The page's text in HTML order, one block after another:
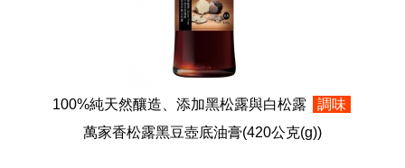
100%純天然釀造、添加黑松露與白松露
調味
萬家香松露黑豆壺底油膏(420公克(g))